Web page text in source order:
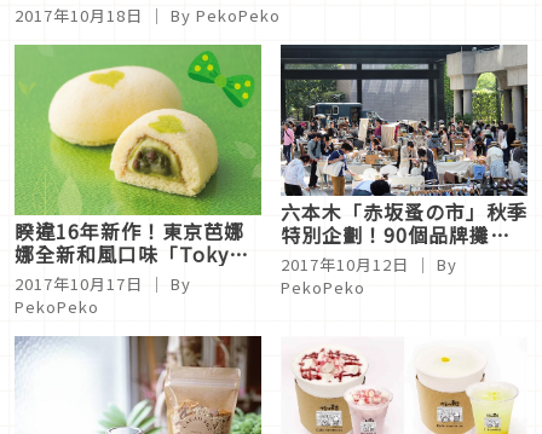
2017年10月18日 ｜ By PekoPeko
睽違16年新作！東京芭娜
娜全新和風口味「Tokyo
Banana 銀座抹茶蛋糕」
2017年10月17日
｜ By
PekoPeko
六本木「赤坂蚤の市」秋季
特別企劃！90個品牌攤位
等你來玩
2017年10月12日
｜ By
PekoPeko